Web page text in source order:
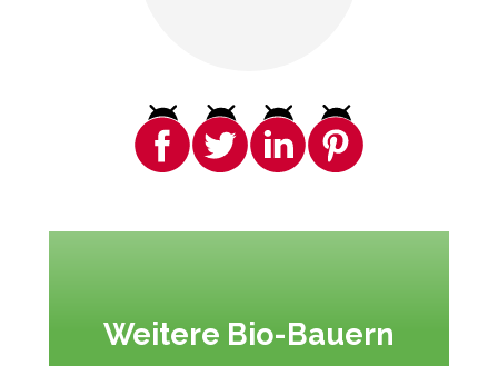
Weitere Bio-Bauern